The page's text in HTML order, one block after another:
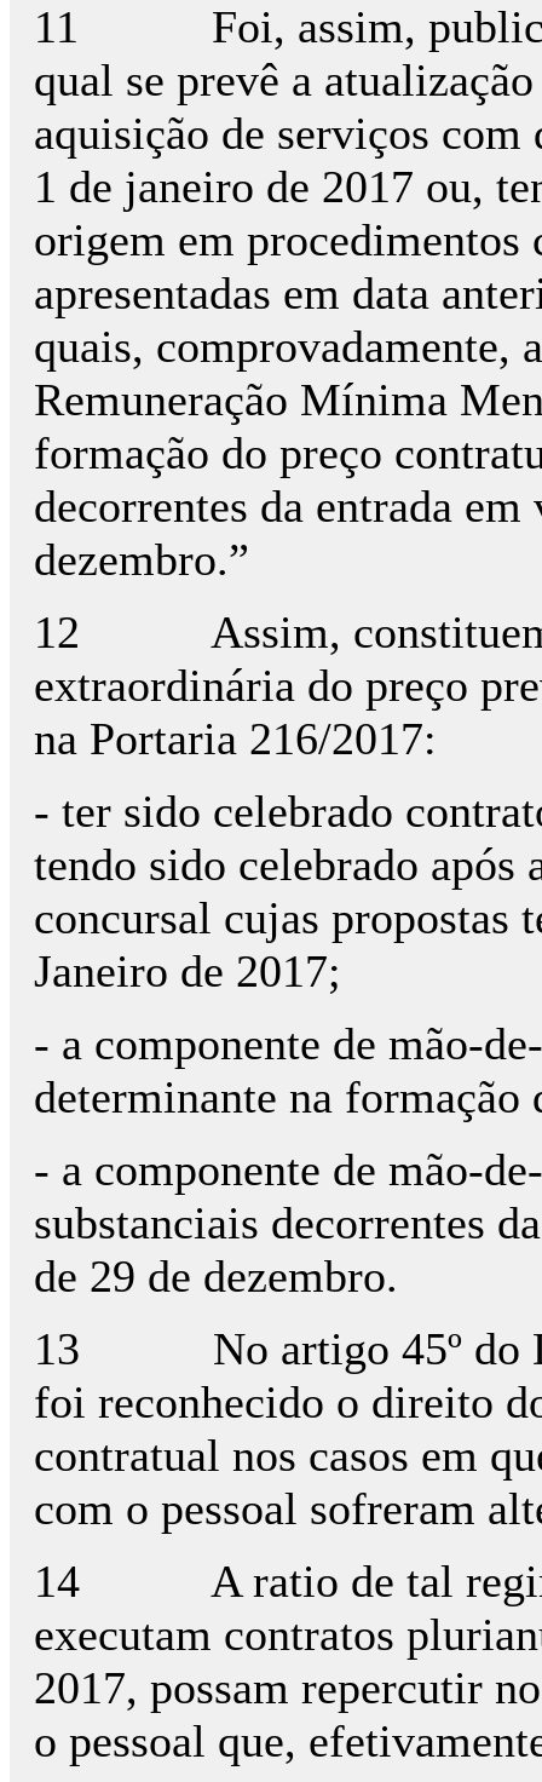
11 Foi, assim,
qual se prevê a
aquisição de serviços
1 de janeiro de 2017 ou,
origem em procedimentos
apresentadas em data
quais, comprovadamente,
Remuneração Mínima
formação do preço
decorrentes da entrada
dezembro.”
12 Assim, constituem
extraordinária do preço
na Portaria 216/2017:
- ter sido celebrado
tendo sido celebrado
concursal cujas propostas
Janeiro de 2017;
- a componente de mão-
determinante na formação
- a componente de mão-
substanciais decorrentes
de 29 de dezembro.
13 No artigo 45º do
foi reconhecido o direito
contratual nos casos em
com o pessoal sofreram
14 A ratio de tal regime
executam contratos
2017, possam repercutir
o pessoal que,